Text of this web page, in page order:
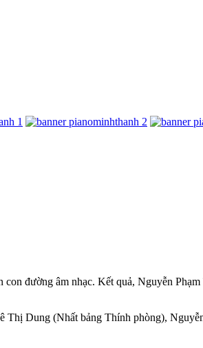
đường âm nhạc. Kết quả, Nguyễn
Dung (Nhất bảng Thính phòng),